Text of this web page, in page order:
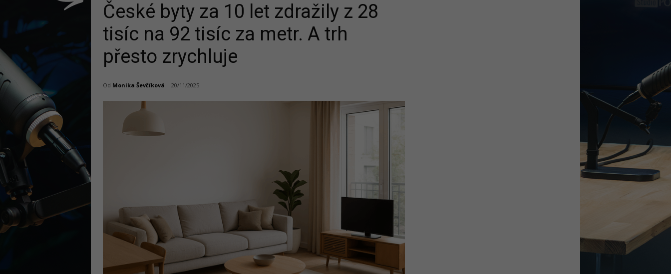
České byty za 10 let zdražily z 28
tisíc na 92 tisíc za metr. A trh
přesto zrychluje
Od Monika Ševčíková 20/11/2025